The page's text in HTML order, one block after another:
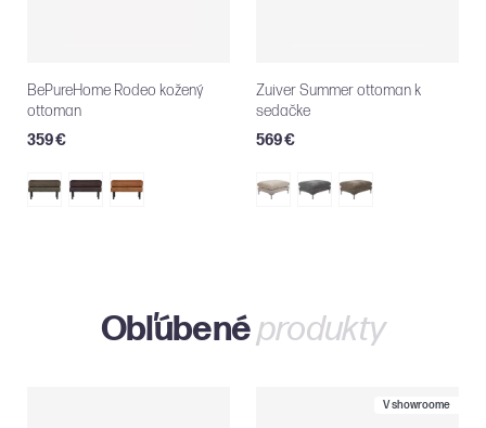
BePureHome Rodeo kožený
ottoman
359 €
Zuiver Summer ottoman k
sedačke
569 €
Obľúbenéprodukty
V showroome